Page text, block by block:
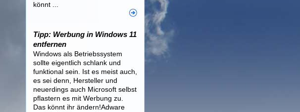
könnt ...
Tipp: Werbung in Windows 11
entfernen
Windows als Betriebssystem
sollte eigentlich schlank und
funktional sein. Ist es meist auch,
es sei denn, Hersteller und
neuerdings auch Microsoft selbst
pflastern es mit Werbung zu.
Das könnt ihr ändern!Adware